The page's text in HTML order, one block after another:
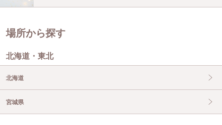
場所から探す
北海道・東北
北海道
宮城県